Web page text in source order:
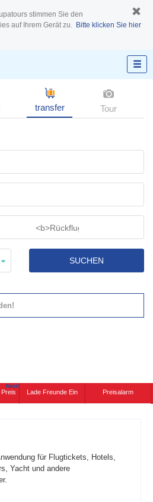
stimmen Sie den
auf Ihrem Gerät zu. Bitte klicken Sie hier
transfer Tour
SUCHEN
Neu!
Lade Freunde Ein Preisalarm
für Flugtickets, Hotels,
Yacht und andere